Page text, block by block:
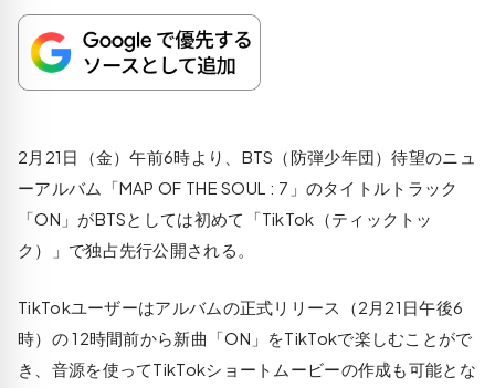
2月21日（金）午前6時より、BTS（防弾少年団）待望のニュ
ーアルバム「MAP OF THE SOUL : 7」のタイトルトラック
「ON」がBTSとしては初めて「TikTok（ティックトッ
ク）」で独占先行公開される。
TikTokユーザーはアルバムの正式リリース（2月21日午後6
時）の 12時間前から新曲「ON」をTikTokで楽しむことがで
き、音源を使ってTikTokショートムービーの作成も可能とな